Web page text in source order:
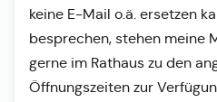
keine E-Mail o.ä. ersetzen
besprechen, stehen meine
gerne im Rathaus zu den
Öffnungszeiten zur